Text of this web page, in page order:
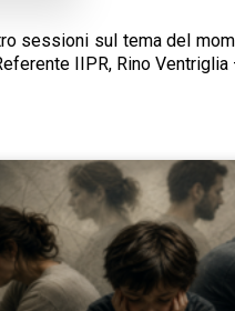
sessioni sul tema del
IIPR, Rino